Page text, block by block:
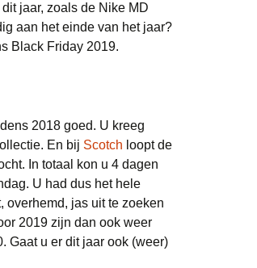
jaar, zoals de Nike MD
aan het einde van het jaar?
Black Friday 2019.
2018 goed. U kreeg
En bij Scotch loopt de
In totaal kon u 4 dagen
U had dus het hele
overhemd, jas uit te zoeken
2019 zijn dan ook weer
Gaat u er dit jaar ook (weer)